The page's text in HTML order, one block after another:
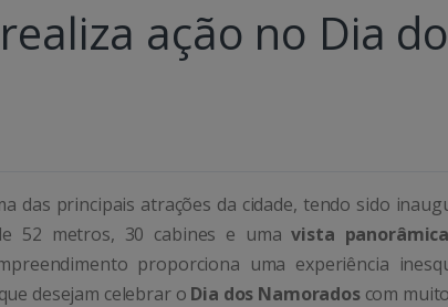
ação no Dia
das principais atrações da cidade, tendo sido
52 metros, 30 cabines e umavista panorâmica
proporciona uma experiência
desejam celebrar o Dia dos Namorados com